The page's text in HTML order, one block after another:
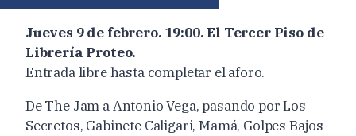
Jueves 9 de febrero. 19:00. El Tercer Piso de
Librería Proteo.
Entrada libre hasta completar el aforo.
De The Jam a Antonio Vega, pasando por Los
Secretos, Gabinete Caligari, Mamá, Golpes Bajos